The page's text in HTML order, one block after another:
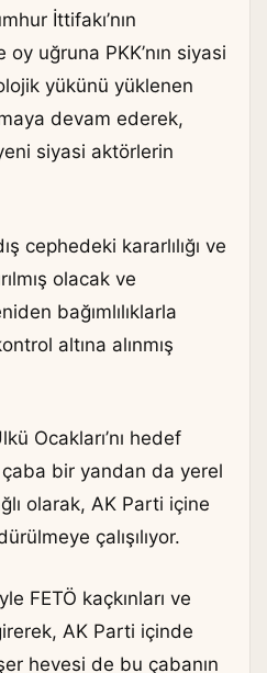
İttifakı’nın
oy uğruna PKK’nın siyasi
yükünü yüklenen
devam ederek,
siyasi aktörlerin
cephedeki kararlılığı ve
olacak ve
bağımlılıklarla
altına alınmış
Ocakları’nı hedef
bir yandan da yerel
olarak, AK Parti içine
çalışılıyor.
FETÖ kaçkınları ve
AK Parti içinde
hevesi de bu çabanın